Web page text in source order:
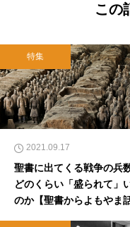
この
特集
2021.09.17
聖書に出てくる戦争の兵
どのくらい「盛られて」
のか【聖書からよもやま